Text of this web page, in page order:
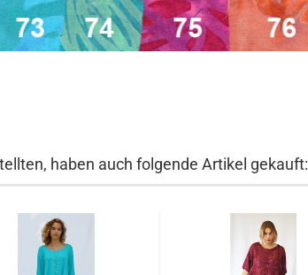
haben auch folgende Artikel gekauft: